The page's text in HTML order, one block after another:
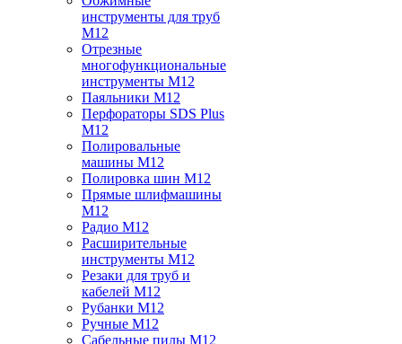
инструменты для труб
M12
Отрезные
многофункциональные
инструменты M12
Паяльники M12
Перфораторы SDS Plus
M12
Полировальные
машины M12
Полировка шин M12
Прямые шлифмашины
M12
Радио M12
Расширительные
инструменты M12
Резаки для труб и
кабелей M12
Рубанки M12
Ручные M12
Сабельные пилы M12